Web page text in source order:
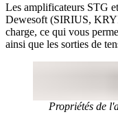
Les amplificateurs STG
Dewesoft (SIRIUS,
charge, ce qui vous
ainsi que les sorties de
Propriétés de